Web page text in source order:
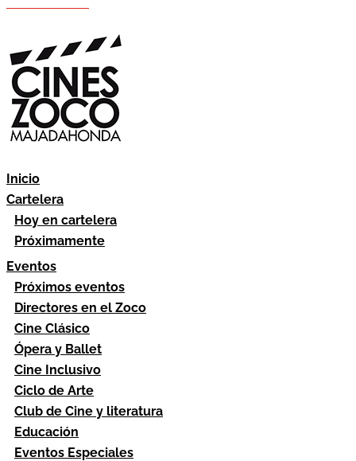
Inicio
Cartelera
Hoy en cartelera
Próximamente
Eventos
Próximos eventos
Directores en el Zoco
Cine Clásico
Ópera y Ballet
Cine Inclusivo
Ciclo de Arte
Club de Cine y literatura
Educación
Eventos Especiales